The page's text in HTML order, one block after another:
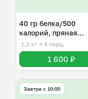
40 гр белка/500
калорий, пряная
курица по-индийски
1,2 кг ≈ 4 порц.
1 600 ₽
Завтра c 10:00